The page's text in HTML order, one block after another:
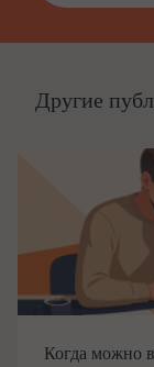
Другие
Когда можно